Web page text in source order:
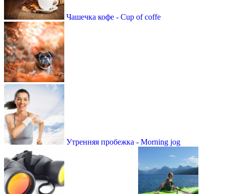
Чашечка кофе - Сup of coffe
Утренняя пробежка - Morning jog